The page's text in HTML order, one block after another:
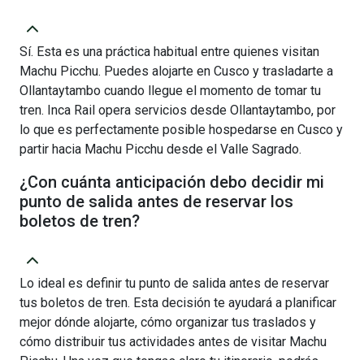
Sí. Esta es una práctica habitual entre quienes visitan
Machu Picchu. Puedes alojarte en Cusco y trasladarte a
Ollantaytambo cuando llegue el momento de tomar tu
tren. Inca Rail opera servicios desde Ollantaytambo, por
lo que es perfectamente posible hospedarse en Cusco y
partir hacia Machu Picchu desde el Valle Sagrado.
¿Con cuánta anticipación debo decidir mi
punto de salida antes de reservar los
boletos de tren?
Lo ideal es definir tu punto de salida antes de reservar
tus boletos de tren. Esta decisión te ayudará a planificar
mejor dónde alojarte, cómo organizar tus traslados y
cómo distribuir tus actividades antes de visitar Machu